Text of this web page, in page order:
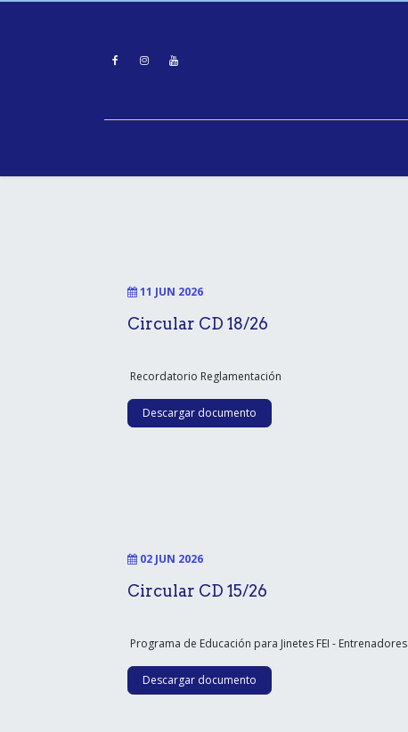
Ir al contenido
02 JUN 2026
Circular CD 15/26
Programa de Educación para Jinetes FEI - Entrenadores
Descargar documento
11 JUN 2026
Circular CD 18/26
Recordatorio Reglamentación
Descargar documento